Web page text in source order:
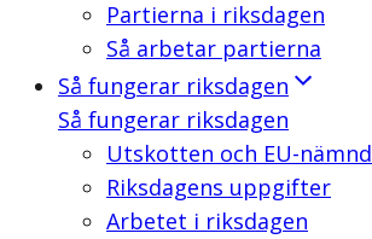
Partierna i riksdagen
Så arbetar partierna
Så fungerar riksdagen
Så fungerar riksdagen
Utskotten och EU-
Riksdagens uppgifter
Arbetet i riksdagen